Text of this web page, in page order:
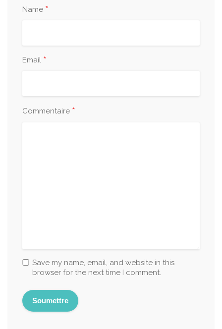
Name *
Email *
Commentaire *
Save my name, email, and website in this
browser for the next time I comment.